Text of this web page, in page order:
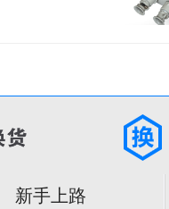
新手上路